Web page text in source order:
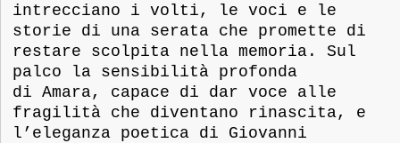
intrecciano i volti, le voci e le
storie di una serata che promette di
restare scolpita nella memoria. Sul
palco la sensibilità profonda
di Amara, capace di dar voce alle
fragilità che diventano rinascita, e
l’eleganza poetica di Giovanni